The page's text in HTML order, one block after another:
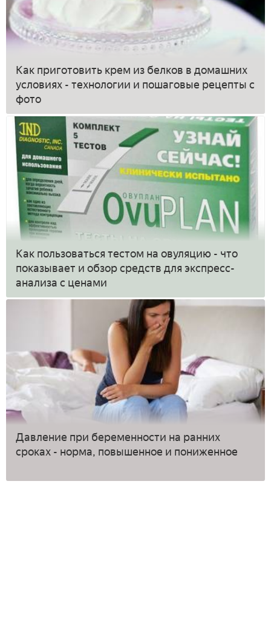
Как приготовить крем из белков в домашних
условиях - технологии и пошаговые рецепты с
фото
Как пользоваться тестом на овуляцию - что
показывает и обзор средств для экспресс-
анализа с ценами
Давление при беременности на ранних
сроках - норма, повышенное и пониженное